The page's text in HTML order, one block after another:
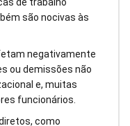
de trabalho
são nocivas às
negativamente
ou demissões não
e, muitas
funcionários.
como